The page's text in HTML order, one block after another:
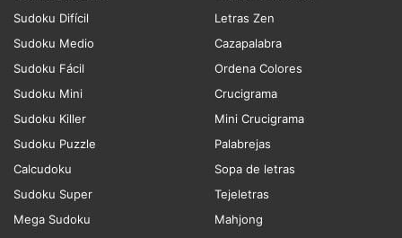
Sudoku Difícil
Sudoku Medio
Sudoku Fácil
Sudoku Mini
Sudoku Killer
Sudoku Puzzle
Calcudoku
Sudoku Super
Mega Sudoku
Letras Zen
Cazapalabra
Ordena Colores
Crucigrama
Mini Crucigrama
Palabrejas
Sopa de letras
Tejeletras
Mahjong